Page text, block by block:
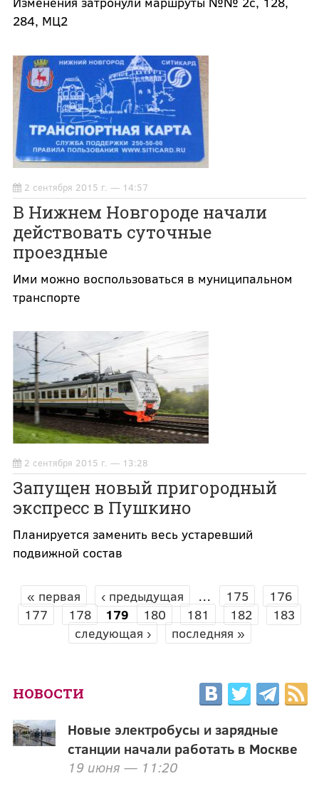
284, МЦ2
2 сентября 2015 г. — 14:57
В Нижнем Новгороде начали
действовать суточные
проездные
Ими можно воспользоваться в муниципальном
транспорте
2 сентября 2015 г. — 13:28
Запущен новый пригородный
экспресс в Пушкино
Планируется заменить весь устаревший
подвижной состав
СТРАНИЦЫ
« первая ‹ предыдущая … 175
176
177
178 179 180 181 182
183
следующая ›
последняя »
НОВОСТИ
Новые электробусы и зарядные
станции начали работать в Москве
19 июня — 11:20